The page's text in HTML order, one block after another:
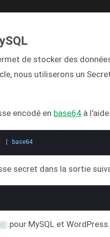
de stocker des
nous utiliserons un
encodé en base64 à
base64
secret dans la sortie
pour MySQL et WordPress.